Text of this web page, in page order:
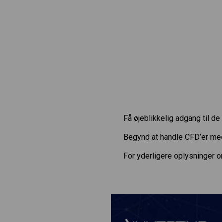
Få øjeblikkelig adgang til
Begynd at handle CFD’er
For yderligere oplysninger